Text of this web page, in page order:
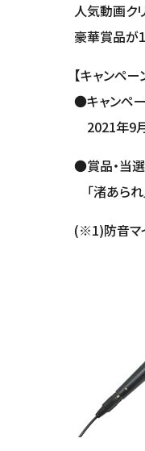
人気動画ク
豪華賞品が
【キャンペー
●キャンペ
2021年9
●賞品・当
「渚あられ
(※1)防音マ